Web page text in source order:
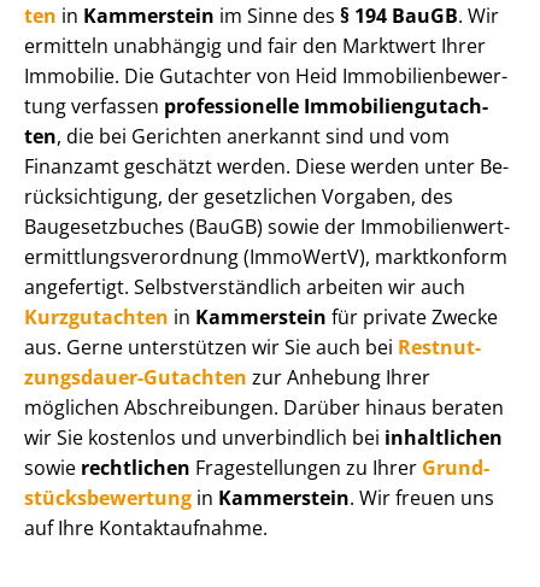
ten in Kammerstein im Sinne des § 194 BauGB. Wir
ermitteln unabhängig und fair den Marktwert Ihrer
Immobilie. Die Gutachter von Heid Im­mo­bi­li­en­be­wer­
tung verfassen professionelle Im­mo­bi­li­en­gut­ach­
ten, die bei Gerichten anerkannt sind und vom
Finanzamt geschätzt werden. Diese werden unter Be­
rück­sich­ti­gung, der gesetzlichen Vorgaben, des
Baugesetzbuches (BauGB) sowie der Im­mo­bi­li­en­wert­
ermitt­lungs­ver­ord­nung (ImmoWertV), marktkonform
angefertigt. Selbst­ver­ständ­lich arbeiten wir auch
Kurzgutachten in Kammerstein für private Zwecke
aus. Gerne unterstützen wir Sie auch bei Rest­nut­
zungs­dau­er-Gutachten zur Anhebung Ihrer
möglichen Abschreibungen. Darüber hinaus beraten
wir Sie kostenlos und unverbindlich bei inhaltlichen
sowie rechtlichen Fragestellungen zu Ihrer Grund­
stücks­be­wer­tung in Kammerstein. Wir freuen uns
auf Ihre Kontaktaufnahme.